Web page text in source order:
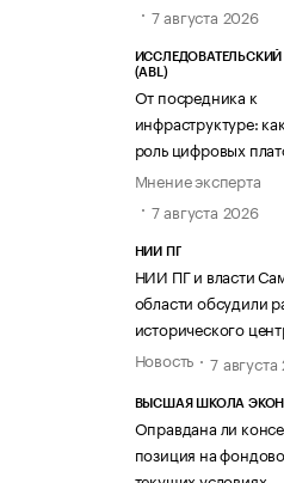
7 августа 2026
ИССЛЕДОВАТЕЛЬСКИЙ
(ABL)
От посредника к
инфраструктуре:
роль цифровых
Мнение эксперта
7 августа 2026
НИИ ПГ
НИИ ПГ и власти
области обсудили
исторического
Новость
7
ВЫСШАЯ ШКОЛА
Оправдана ли
позиция на